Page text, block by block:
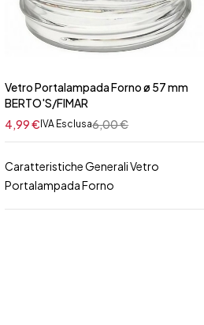
Vetro Portalampada Forno ø 57 mm
BERTO'S/FIMAR
6,00€
4,99€ IVA Esclusa
Caratteristiche Generali Vetro
Portalampada Forno